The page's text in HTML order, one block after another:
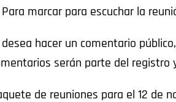
Para marcar para escuchar la
desea hacer un comentario
serán parte del
de reuniones para el 12 de